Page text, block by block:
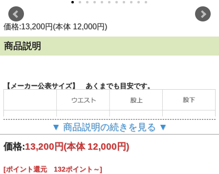
価格:13,200円(本体 12,000円)
商品説明
【メーカー公表サイズ】 あくまでも目安です。
▼ 商品説明の続きを見る ▼
価格:13,200円(本体 12,000円)
[ポイント還元 132ポイント～]